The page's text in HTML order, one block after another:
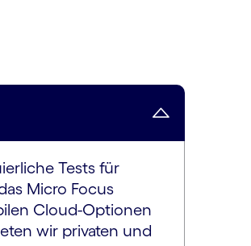
Tests für
Micro Focus
Cloud-Optionen
wir privaten und